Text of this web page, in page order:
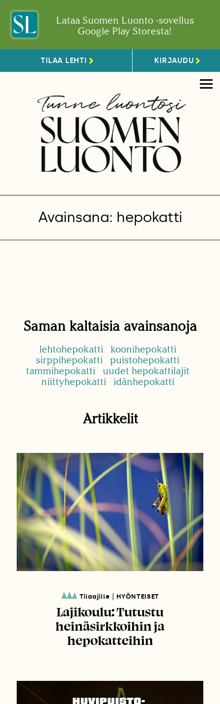
Lataa Suomen Luonto -sovellus
Google Play Storesta!
TILAA LEHTI KIRJAUDU
Avainsana: hepokatti
Saman kaltaisia avainsanoja
lehtohepokatti
koonihepokatti
sirppihepokatti
puistohepokatti
tammihepokatti
uudet hepokattilajit
niittyhepokatti
idänhepokatti
Artikkelit
Tilaajille HYÖNTEISET
Lajikoulu: Tutustu
heinäsirkkoihin ja
hepokatteihin